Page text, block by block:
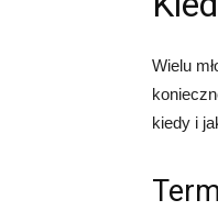
Wielu
kiedy i